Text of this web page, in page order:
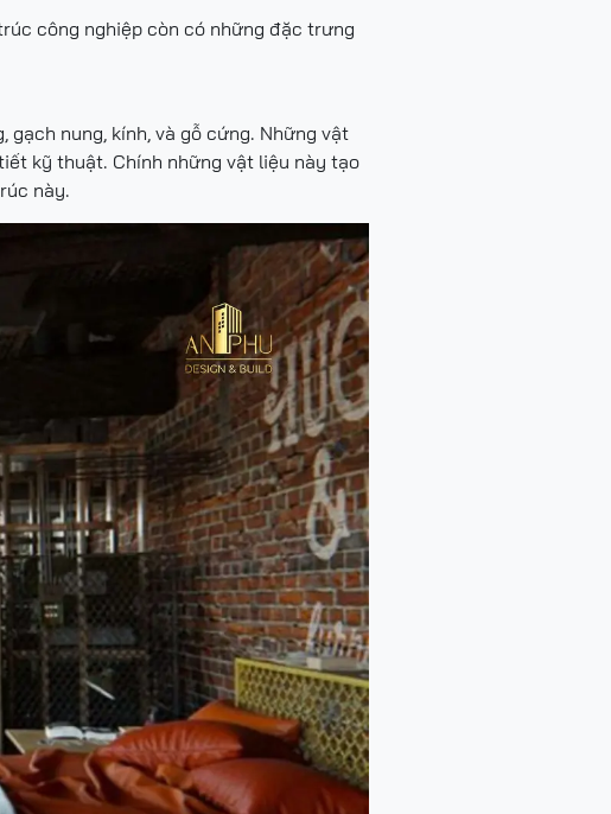
công nghiệp còn có những đặc trưng
nung, kính, và gỗ cứng. Những vật
kỹ thuật. Chính những vật liệu này tạo
này.